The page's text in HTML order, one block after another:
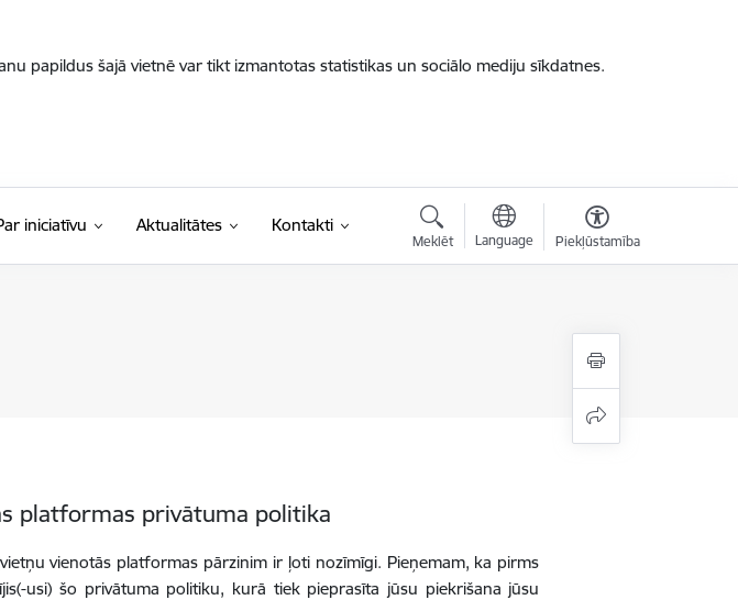
papildus šajā vietnē var tikt izmantotas statistikas un sociālo mediju sīkdatnes.
iniciatīvu Aktualitātes Kontakti
Meklēt Language Piekļūstamība
platformas privātuma politika
vienotās platformas pārzinim ir ļoti nozīmīgi. Pieņemam, ka pirms
usi) šo privātuma politiku, kurā tiek pieprasīta jūsu piekrišana jūsu